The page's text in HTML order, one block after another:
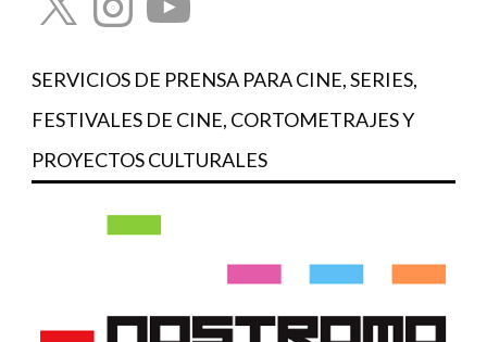
SERVICIOS DE PRENSA PARA CINE, SERIES,
FESTIVALES DE CINE, CORTOMETRAJES Y
PROYECTOS CULTURALES